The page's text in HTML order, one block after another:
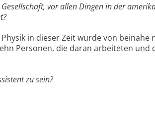
vor allen Dingen in der
Physik in dieser Zeit wurde von beinahe
Personen, die daran arbeiteten und
zu sein?